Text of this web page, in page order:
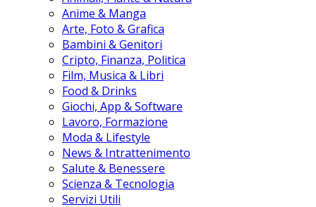
Anime & Manga
Arte, Foto & Grafica
Bambini & Genitori
Cripto, Finanza, Politica
Film, Musica & Libri
Food & Drinks
Giochi, App & Software
Lavoro, Formazione
Moda & Lifestyle
News & Intrattenimento
Salute & Benessere
Scienza & Tecnologia
Servizi Utili